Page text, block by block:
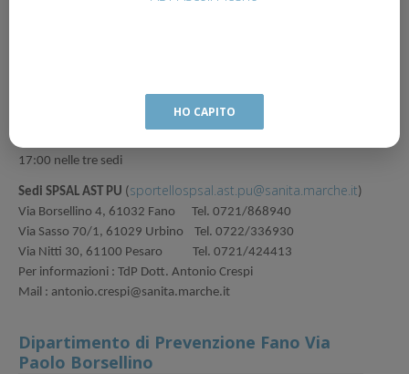
17:00 nelle tre sedi
Sedi SPSAL AST PU (sportellospsal.ast.pu@sanita.marche.it)
Via Borsellino 4, 61032 Fano Tel. 0721/868940
Via Sasso 70/1, 61029 Urbino Tel. 0722/336930
Via Nitti 30, 61100 Pesaro Tel. 0721/424413
Per informazioni : TdP Dott. Antonio Crespi
Mail : antonio.crespi@sanita.marche.it
Dipartimento di Prevenzione Fano Via
Paolo Borsellino
HO CAPITO